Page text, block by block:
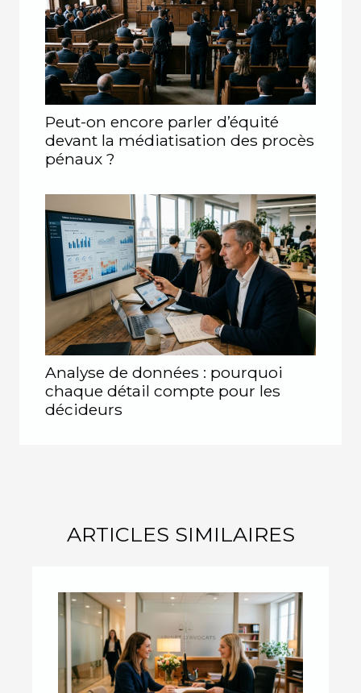
Peut-on encore parler d’équité
devant la médiatisation des procès
pénaux ?
Analyse de données : pourquoi
chaque détail compte pour les
décideurs
ARTICLES SIMILAIRES